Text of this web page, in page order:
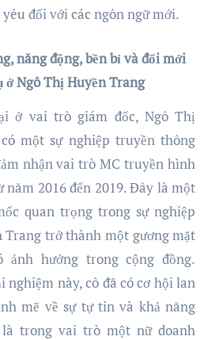
đối với các ngôn ngữ mới.
năng động, bền bỉ và đổi mới
ở Ngô Thị Huyền Trang
ở vai trò giám đốc, Ngô Thị
một sự nghiệp truyền thông
nhận vai trò MC truyền hình
2016 đến 2019. Đây là một
quan trọng trong sự nghiệp
Trang trở thành một gương mặt
ảnh hưởng trong cộng đồng.
nghiệm này, cô đã có cơ hội lan
mẽ về sự tự tin và khả năng
trong vai trò một nữ doanh